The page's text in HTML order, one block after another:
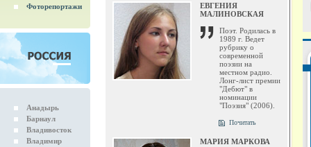
Фоторепортажи
Анадырь
Барнаул
Владивосток
Владимир
ЕВГЕНИЯ
МАЛИНОВСКАЯ
Поэт. Родилась в
1989 г. Ведет
рубрику о
современной
поэзии на
местном радио.
Лонг-лист премии
"Дебют" в
номинации
"Поэзия" (2006).
Почитать
МАРИЯ МАРКОВА